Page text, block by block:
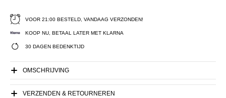
VOOR 21:00 BESTELD, VANDAAG VERZONDEN!
KOOP NU, BETAAL LATER MET KLARNA
30 DAGEN BEDENKTIJD
OMSCHRIJVING
VERZENDEN & RETOURNEREN